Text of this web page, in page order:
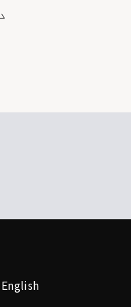
English